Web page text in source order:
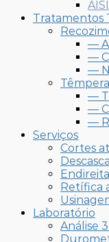
AISI
Tratamentos
—
—
—
Têmpera
—
—
—
Serviços
Cortes
Retífica
Laboratório
Análise